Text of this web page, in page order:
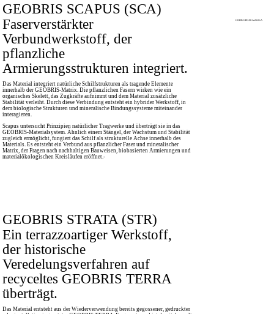
GEOBRIS SCAPUS (SCA)
Faserverstärkter
Verbundwerkstoff, der
pflanzliche
Armierungsstrukturen integriert.
CODE: GEO-SCA-26-01-A
Das Material integriert natürliche Schilfstrukturen als tragende Elemente
innerhalb der GEOBRIS-Matrix. Die pflanzlichen Fasern wirken wie ein
organisches Skelett, das Zugkräfte aufnimmt und dem Material zusätzliche
Stabilität verleiht. Durch diese Verbindung entsteht ein hybrider Werkstoff, in
dem biologische Strukturen und mineralische Bindungssysteme miteinander
interagieren.
Scapus untersucht Prinzipien natürlicher Tragwerke und überträgt sie in das
GEOBRIS-Materialsystem. Ähnlich einem Stängel, der Wachstum und Stabilität
zugleich ermöglicht, fungiert das Schilf als strukturelle Achse innerhalb des
Materials. Es entsteht ein Verbund aus pflanzlicher Faser und mineralischer
Matrix, der Fragen nach nachhaltigen Bauweisen, biobasierten Armierungen und
materialökologischen Kreisläufen eröffnet.-
GEOBRIS STRATA (STR)
Ein terrazzoartiger Werkstoff,
der historische
Veredelungsverfahren auf
recyceltes GEOBRIS TERRA
überträgt.
Das Material entsteht aus der Wiederverwendung bereits gegossener, gedruckter